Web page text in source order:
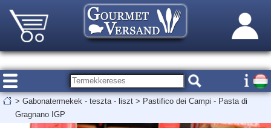
> Gabonatermekek - teszta - liszt > Pastifico dei Campi - Pasta di
Gragnano IGP